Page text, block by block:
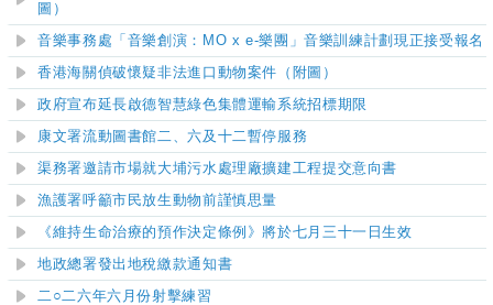
圖）
音樂事務處「音樂創演：MO x e-樂團」音樂訓練計劃現正接受報名
香港海關偵破懷疑非法進口動物案件（附圖）
政府宣布延長啟德智慧綠色集體運輸系統招標期限
康文署流動圖書館二、六及十二暫停服務
渠務署邀請市場就大埔污水處理廠擴建工程提交意向書
漁護署呼籲市民放生動物前謹慎思量
《維持生命治療的預作決定條例》將於七月三十一日生效
地政總署發出地稅繳款通知書
二○二六年六月份射擊練習